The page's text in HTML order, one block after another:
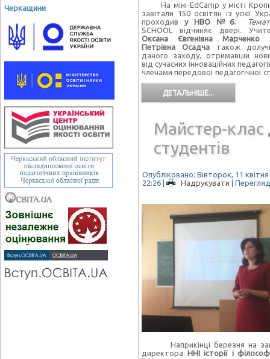
Черкащини
На міні-EdCamp у місті
завітали 150 освітян із усієї
проходив у НВО №6.
SCHOOL відчиняє двері.
Оксана Євгенівна Марченко
Петрівна Осадчатакож
даного заходу, отримавши
від сучасних інноваційних
членами передової педагогічної
ДЕТАЛЬНІШЕ...
Майстер-клас
студентів
Опубліковано: Вівторок, 11
22:26
Надрукувати |
Наприкінці березня на
директора
ННІ історії і